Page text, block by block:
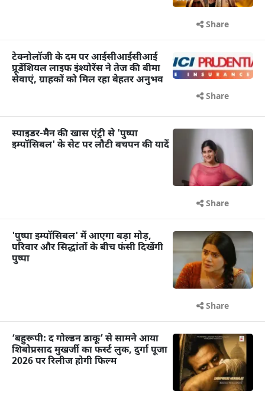
Share
टेक्नोलॉजी के दम पर आईसीआईसीआई
प्रूडेंशियल लाइफ इंश्योरेंस ने तेज की बीमा
सेवाएं, ग्राहकों को मिल रहा बेहतर अनुभव
Share
स्पाइडर-मैन की खास एंट्री से 'पुष्पा
इम्पॉसिबल' के सेट पर लौटी बचपन की यादें
Share
'पुष्पा इम्पॉसिबल' में आएगा बड़ा मोड़,
परिवार और सिद्धांतों के बीच फंसी दिखेंगी
पुष्पा
Share
‘बहुरूपी: द गोल्डन डाकू’ से सामने आया
शिबोप्रसाद मुखर्जी का फर्स्ट लुक, दुर्गा पूजा
2026 पर रिलीज होगी फिल्म